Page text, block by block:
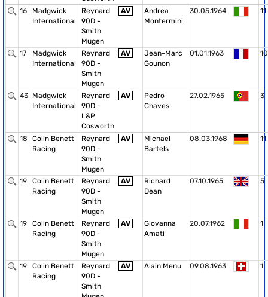
16
Madgwick
International
Reynard
90D -
Smith
Mugen
AV
Andrea
Montermini
30.05.1964 11
17
Madgwick
International
Reynard
90D -
Smith
Mugen
AV
Jean-Marc
Gounon
01.01.1963 10
43 Madgwick
International
Reynard
90D -
L&P
Cosworth
AV
Pedro
Chaves
27.02.1965 3
18
Colin Benett
Racing
Reynard
90D -
Smith
Mugen
AV
Michael
Bartels
08.03.1968 11
19
Colin Benett
Racing
Reynard
90D -
Smith
Mugen
AV
Richard
Dean
07.10.1965 5
19
Colin Benett
Racing
Reynard
90D -
Smith
Mugen
AV
Giovanna
Amati
20.07.1962 1
19
Colin Benett
Racing
Reynard
90D -
Smith
AV Alain Menu 09.08.1963 1